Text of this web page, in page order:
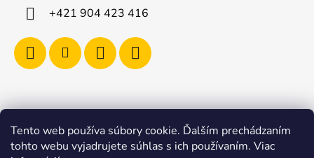
Tento web používa súbory cookie. Ďalším prechádzaním
tohto webu vyjadrujete súhlas s ich používaním. Viac
+421 904 423 416
Navštívte aj e-shop s etnickými hudobnými nástrojmi
Drumbla.sk |